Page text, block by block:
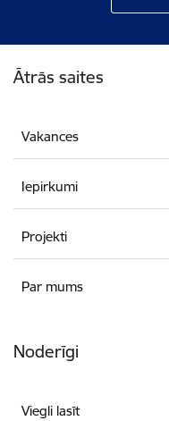
Ātrās saites
Vakances
Iepirkumi
Projekti
Par mums
Noderīgi
Viegli lasīt